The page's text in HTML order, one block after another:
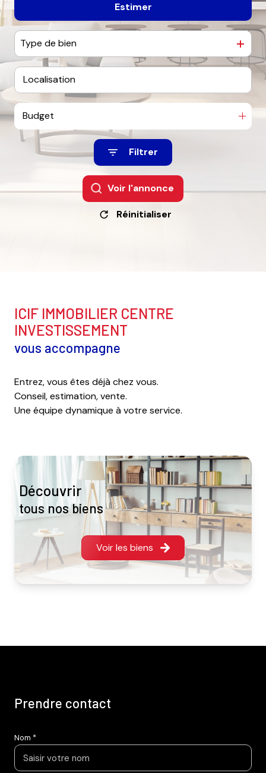
contact
Estimer
Type de bien
Budget
Filtrer
Voir l'annonce
Réinitialiser
découvrir
tous nos biens
Voir les biens
ICIF IMMOBILIER CENTRE
INVESTISSEMENT
vous accompagne
Entrez, vous êtes déjà chez vous.
Conseil, estimation, vente.
Une équipe dynamique à votre service.
prendre contact
Nom *